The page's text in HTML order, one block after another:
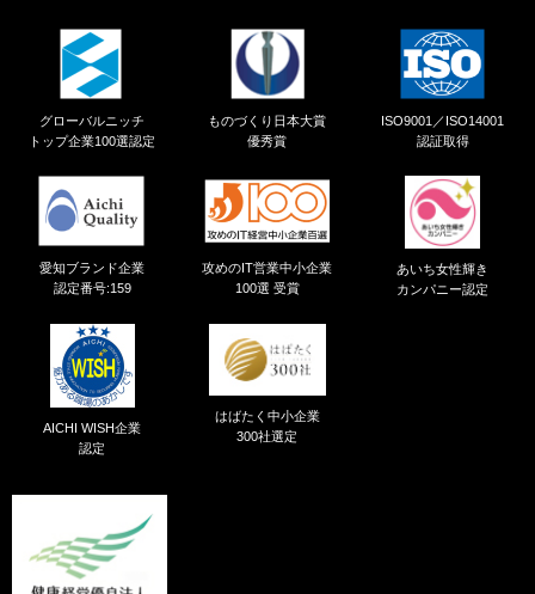
グローバルニッチ
トップ企業100選認定
ものづくり日本大賞
優秀賞
ISO9001／ISO14001
認証取得
愛知ブランド企業
認定番号:159
攻めのIT営業中小企業
100選 受賞
あいち女性輝き
カンパニー認定
AICHI WISH企業
認定
はばたく中小企業
300社選定